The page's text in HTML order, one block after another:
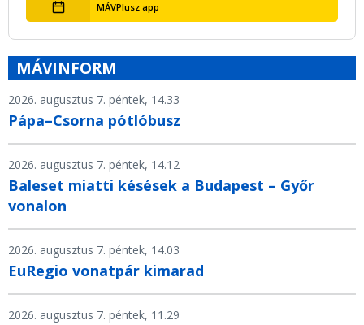
MÁVPlusz app
MÁVINFORM
2026. augusztus 7. péntek, 14.33
Pápa–Csorna pótlóbusz
2026. augusztus 7. péntek, 14.12
Baleset miatti késések a Budapest – Győr
vonalon
2026. augusztus 7. péntek, 14.03
EuRegio vonatpár kimarad
2026. augusztus 7. péntek, 11.29